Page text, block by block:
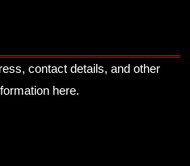
contact details, and other
here.